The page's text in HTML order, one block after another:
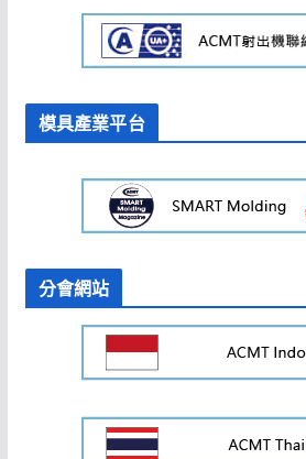
模具產業平台
分會網站